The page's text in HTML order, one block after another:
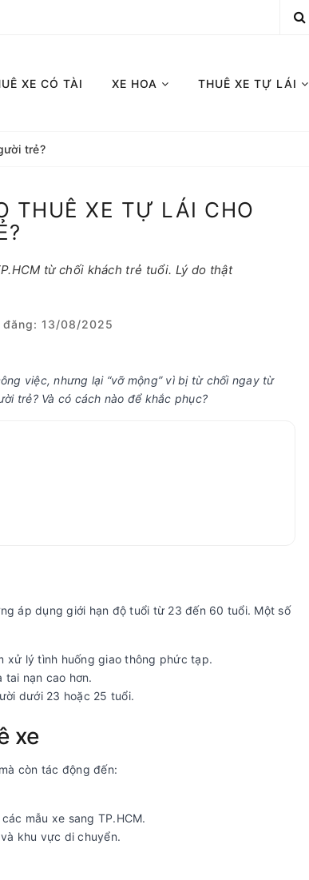
XE CÓ TÀI XE HOA THUÊ XE TỰ LÁI
trẻ?
THUÊ XE TỰ LÁI CHO
từ chối khách trẻ tuổi. Lý do thật
13/08/2025
việc, nhưng lại “vỡ mộng” vì bị từ chối ngay từ
trẻ? Và có cách nào để khắc phục?
áp dụng giới hạn độ tuổi từ 23 đến 60 tuổi. Một số
xử lý tình huống giao thông phức tạp.
tai nạn cao hơn.
dưới 23 hoặc 25 tuổi.
xe
còn tác động đến:
mẫu xe sang TP.HCM.
khu vực di chuyển.